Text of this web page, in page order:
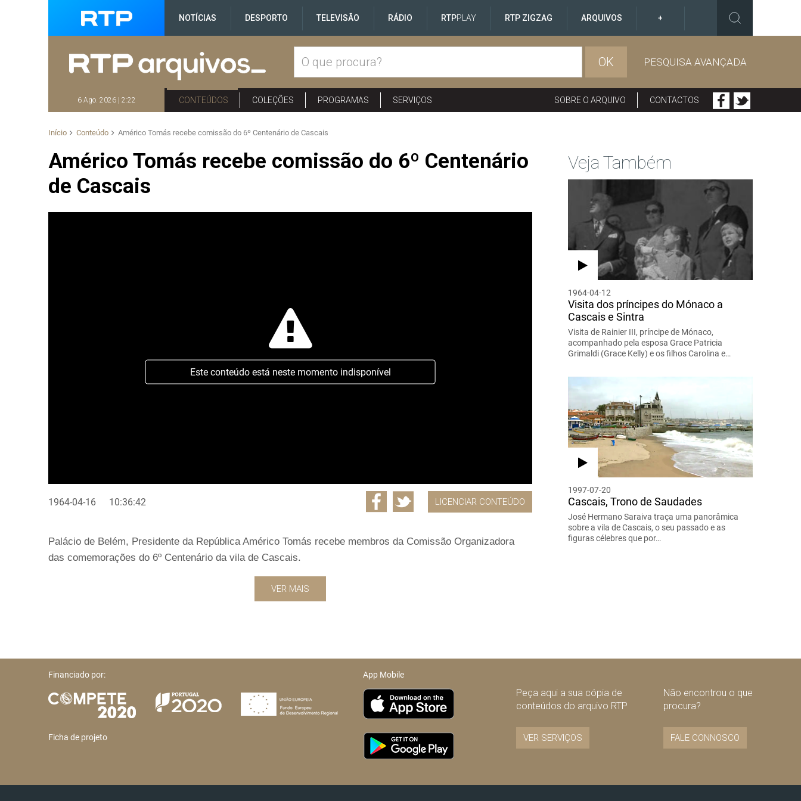
NOTÍCIAS DESPORTO TELEVISÃO RÁDIO RTPPLAY RTP ZIGZAG ARQUIVOS +
OK PESQUISA AVANÇADA
6 Ago. 2026 | 2:22 CONTEÚDOS COLEÇÕES PROGRAMAS SERVIÇOS SOBRE O ARQUIVO CONTACTOS
Início Conteúdo Américo Tomás recebe comissão do 6º Centenário de Cascais
Américo Tomás recebe comissão do 6º Centenário
de Cascais
Este conteúdo está neste momento indisponível
1964-04-16 10:36:42 LICENCIAR CONTEÚDO
Palácio de Belém, Presidente da República Américo Tomás recebe membros da Comissão Organizadora
das comemorações do 6º Centenário da vila de Cascais.
VER MAIS
Veja Também
1964-04-12
Visita dos príncipes do Mónaco a
Cascais e Sintra
Visita de Rainier III, príncipe de Mónaco,
acompanhado pela esposa Grace Patricia
Grimaldi (Grace Kelly) e os filhos Carolina e…
1997-07-20
Cascais, Trono de Saudades
José Hermano Saraiva traça uma panorâmica
sobre a vila de Cascais, o seu passado e as
figuras célebres que por…
Financiado por:
Ficha de projeto
App Mobile
Peça aqui a sua cópia de
conteúdos do arquivo RTP
VER SERVIÇOS
Não encontrou o que
procura?
FALE CONNOSCO